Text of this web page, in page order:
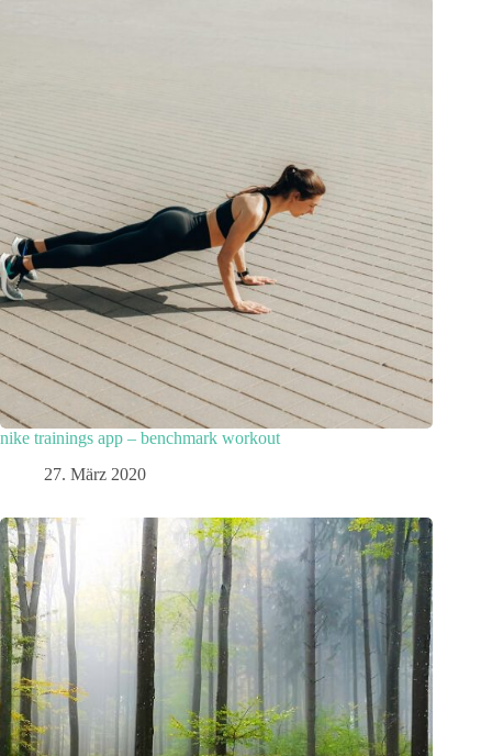
nike trainings app – benchmark workout
27. März 2020